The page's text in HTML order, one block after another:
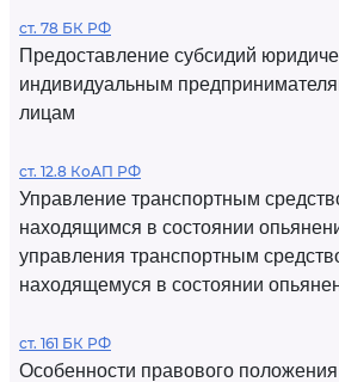
ст. 78 БК РФ
Предоставление субсидий
индивидуальным
лицам
ст. 12.8 КоАП РФ
Управление транспортным
находящимся в состоянии
управления транспортным
находящемуся в состоянии
ст. 161 БК РФ
Особенности правового